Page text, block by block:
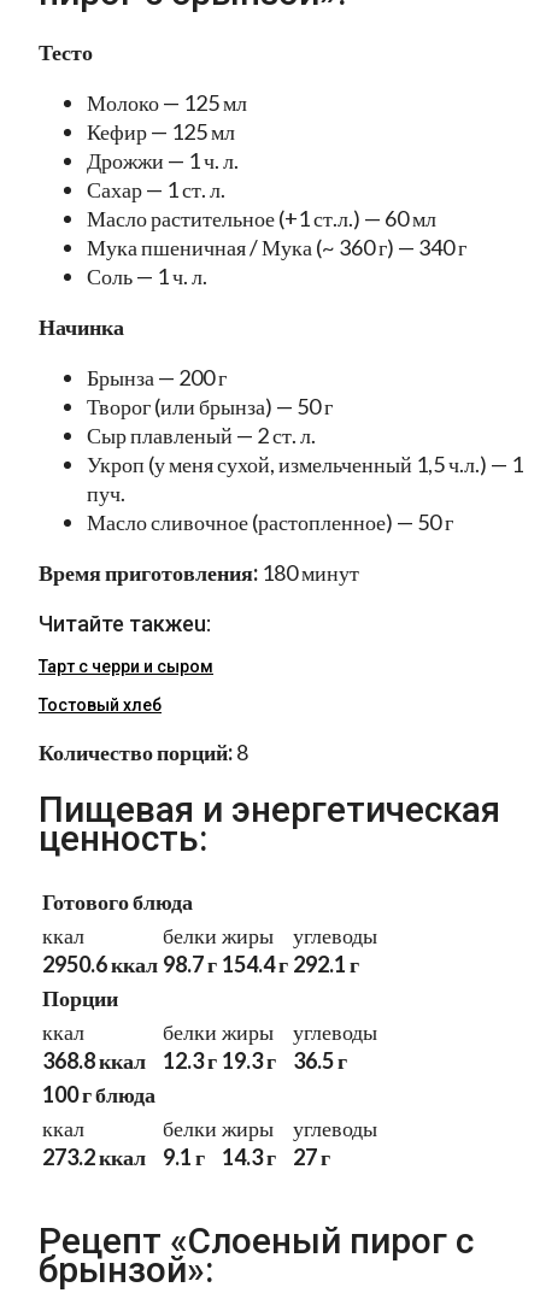
Тесто
Молоко — 125 мл
Кефир — 125 мл
Дрожжи — 1 ч. л.
Сахар — 1 ст. л.
Масло растительное (+1 ст.л.) — 60 мл
Мука пшеничная / Мука (~ 360 г) — 340 г
Соль — 1 ч. л.
Начинка
Брынза — 200 г
Творог (или брынза) — 50 г
Сыр плавленый — 2 ст. л.
Укроп (у меня сухой, измельченный 1,5 ч.л.) — 1
пуч.
Масло сливочное (растопленное) — 50 г
Время приготовления: 180 минут
Читайте такжеu:
Тарт с черри и сыром
Тостовый хлеб
Количество порций:8
Пищевая и энергетическая
ценность:
Готового блюда
ккал
2950.6 ккал
белки
98.7 г
жиры
154.4 г
углеводы
292.1 г
Порции
ккал
368.8 ккал
белки
12.3 г
жиры
19.3 г
углеводы
36.5 г
100 г блюда
ккал
273.2 ккал
белки
9.1 г
жиры
14.3 г
углеводы
27 г
Рецепт «Слоеный пирог с
брынзой»: